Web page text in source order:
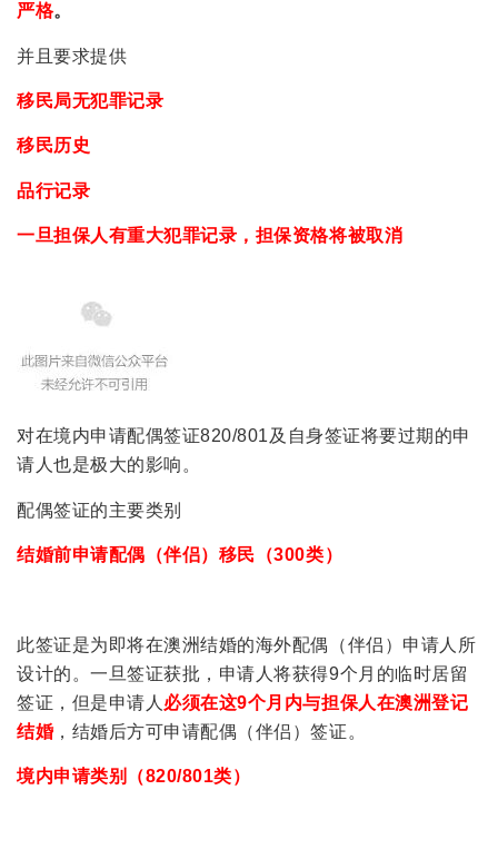
严格。
并且要求提供
移民局无犯罪记录
移民历史
品行记录
一旦担保人有重大犯罪记录，担保资格将被取消
对在境内申请配偶签证820/801及自身签证将要过期的申
请人也是极大的影响。
配偶签证的主要类别
结婚前申请配偶（伴侣）移民（300类）
此签证是为即将在澳洲结婚的海外配偶（伴侣）申请人所
设计的。一旦签证获批，申请人将获得9个月的临时居留
签证，但是申请人 必须在这9个月内与担保人在澳洲登记
结婚 ，结婚后方可申请配偶（伴侣）签证。
境内申请类别（820/801类）